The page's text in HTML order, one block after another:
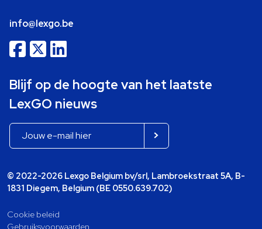
info@lexgo.be
Blijf op de hoogte van het laatste
LexGO nieuws
© 2022-2026 Lexgo Belgium bv/srl, Lambroekstraat 5A, B-
1831 Diegem, Belgium (BE 0550.639.702)
Cookie beleid
Gebruiksvoorwaarden